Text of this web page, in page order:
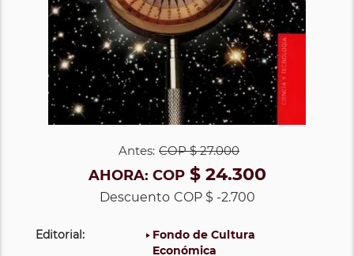
Antes: COP$ 27.000
AHORA: COP$ 24.300
Descuento COP $ -2.700
Editorial:
Fondo de Cultura
Económica